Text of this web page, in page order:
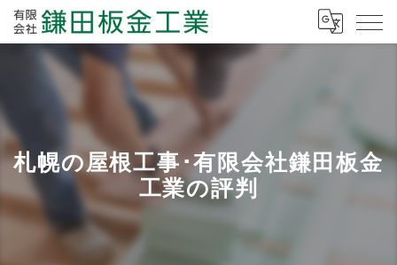
札幌の屋根工事･有限会社鎌田板金
工業の評判